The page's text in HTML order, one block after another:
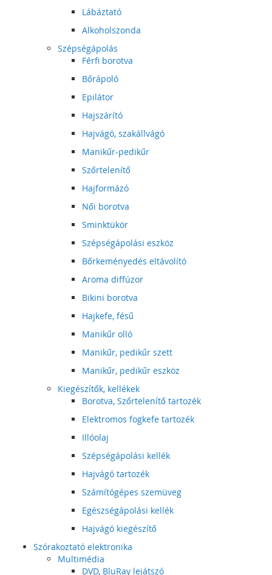
Lábáztató
Alkoholszonda
Szépségápolás
Férfi borotva
Bőrápoló
Epilátor
Hajszárító
Hajvágó, szakállvágó
Manikűr-pedikűr
Szőrtelenítő
Hajformázó
Női borotva
Sminktükör
Szépségápolási eszköz
Bőrkeményedés eltávolító
Aroma diffúzor
Bikini borotva
Hajkefe, fésű
Manikűr olló
Manikűr, pedikűr szett
Manikűr, pedikűr eszköz
Kiegészítők, kellékek
Borotva, Szőrtelenítő tartozék
Elektromos fogkefe tartozék
Illóolaj
Szépségápolási kellék
Hajvágó tartozék
Számítógépes szemüveg
Egészségápolási kellék
Hajvágó kiegészítő
Szórakoztató elektronika
Multimédia
DVD, BluRay lejátszó